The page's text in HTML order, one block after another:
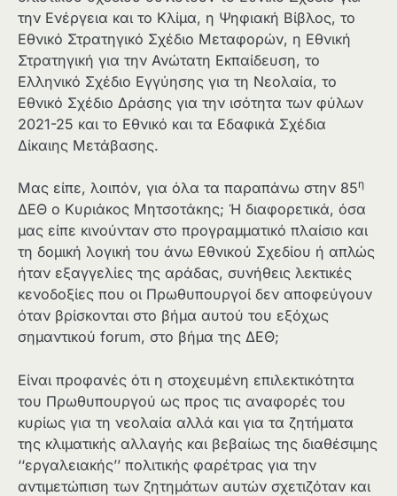
την Ενέργεια και το Κλίμα, η Ψηφιακή Βίβλος, το
Εθνικό Στρατηγικό Σχέδιο Μεταφορών, η Εθνική
Στρατηγική για την Ανώτατη Εκπαίδευση, το
Ελληνικό Σχέδιο Εγγύησης για τη Νεολαία, το
Εθνικό Σχέδιο Δράσης για την ισότητα των φύλων
2021-25 και το Εθνικό και τα Εδαφικά Σχέδια
Δίκαιης Μετάβασης.
Μας είπε, λοιπόν, για όλα τα παραπάνω στην 85η
ΔΕΘ ο Κυριάκος Μητσοτάκης; Ή διαφορετικά, όσα
μας είπε κινούνταν στο προγραμματικό πλαίσιο και
τη δομική λογική του άνω Εθνικού Σχεδίου ή απλώς
ήταν εξαγγελίες της αράδας, συνήθεις λεκτικές
κενοδοξίες που οι Πρωθυπουργοί δεν αποφεύγουν
όταν βρίσκονται στο βήμα αυτού του εξόχως
σημαντικού forum, στο βήμα της ΔΕΘ;
Είναι προφανές ότι η στοχευμένη επιλεκτικότητα
του Πρωθυπουργού ως προς τις αναφορές του
κυρίως για τη νεολαία αλλά και για τα ζητήματα
της κλιματικής αλλαγής και βεβαίως της διαθέσιμης
‘‘εργαλειακής’’ πολιτικής φαρέτρας για την
αντιμετώπιση των ζητημάτων αυτών σχετιζόταν και